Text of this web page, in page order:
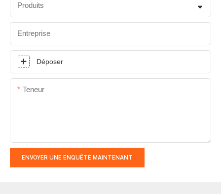
Produits
Entreprise
Déposer
Teneur
ENVOYER UNE ENQUÊTE MAINTENANT